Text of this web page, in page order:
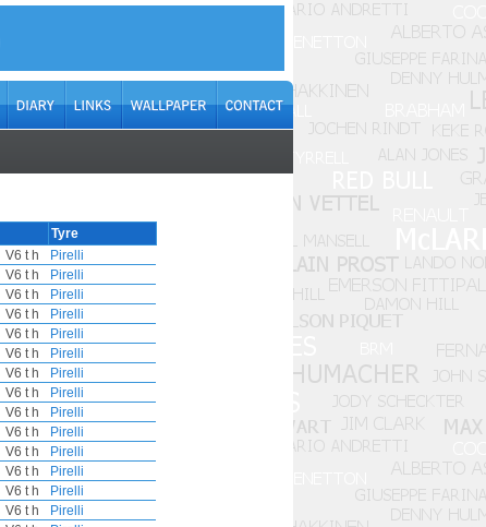
Tyre
V6 t h
Pirelli
V6 t h
Pirelli
V6 t h
Pirelli
V6 t h
Pirelli
V6 t h
Pirelli
V6 t h
Pirelli
V6 t h
Pirelli
V6 t h
Pirelli
V6 t h
Pirelli
V6 t h
Pirelli
V6 t h
Pirelli
V6 t h
Pirelli
V6 t h
Pirelli
V6 t h
Pirelli